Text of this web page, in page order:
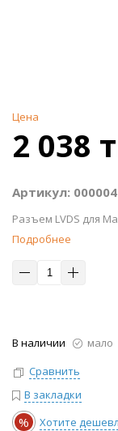
Цена
2 038
Артикул:
Разъем LVDS для
Подробнее
В наличии
мало
Сравнить
В закладки
% Хотите